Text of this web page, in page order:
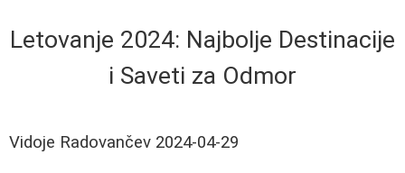
Letovanje 2024: Najbolje Destinacije
i Saveti za Odmor
Vidoje Radovančev 2024-04-29